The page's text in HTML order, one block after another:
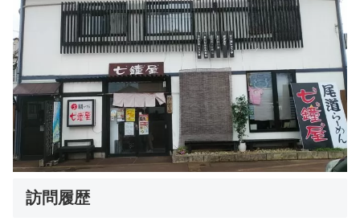
訪問履歴